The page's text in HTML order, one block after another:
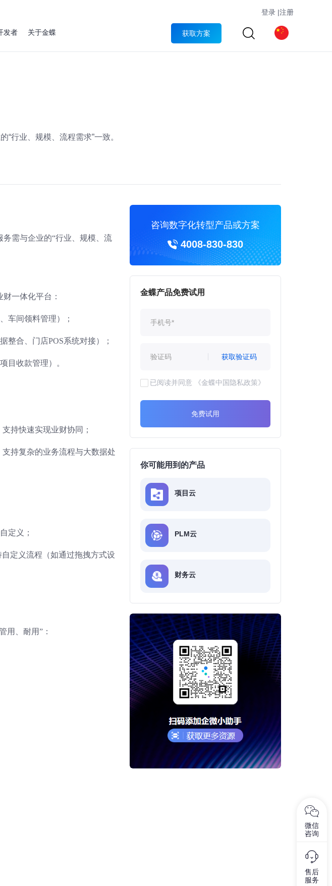
登录 |注册
发者 关于金蝶 获取方案
行业、规模、流程需求”一致。
需与企业的“行业、规模、流
一体化平台：
车间领料管理）；
整合、门店POS系统对接）；
目收款管理）。
持快速实现业财协同；
支持复杂的业务流程与大数据处
定义；
定义流程（如通过拖拽方式设
用、耐用”：
咨询数字化转型产品或方案
4008-830-830
金蝶产品免费试用
获取验证码
已阅读并同意 《金蝶中国隐私政策》
免费试用
你可能用到的产品
项目云
PLM云
财务云
微信
咨询
售后
服务